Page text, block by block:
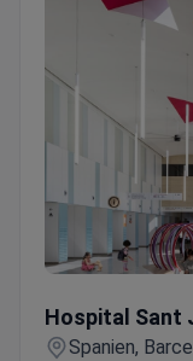
Hospital Sant
Spanien,